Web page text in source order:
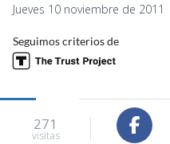
Jueves 10 noviembre de
Seguimos criterios de
271
visitas